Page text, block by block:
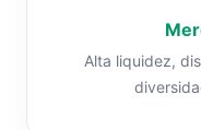
Alta liquidez,